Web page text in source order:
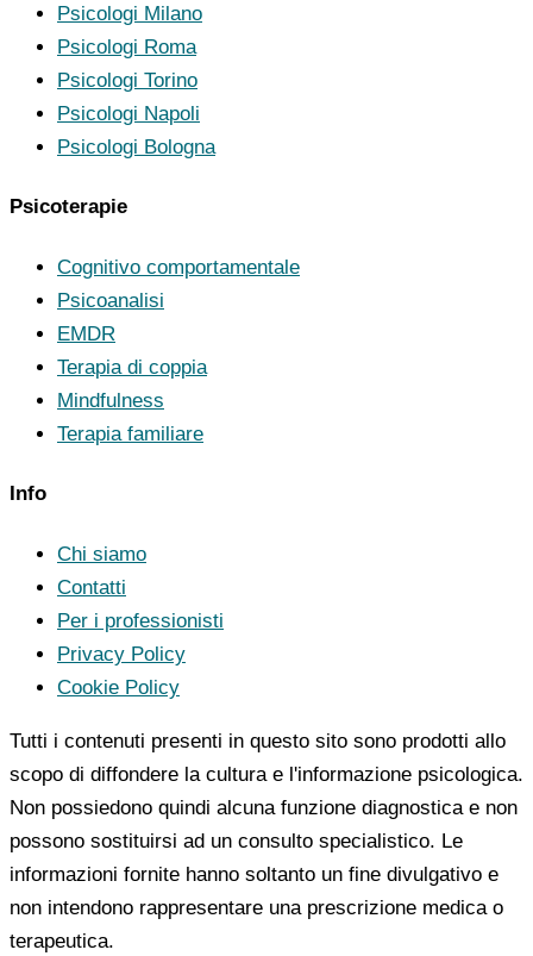
Psicologi Milano
Psicologi Roma
Psicologi Torino
Psicologi Napoli
Psicologi Bologna
Psicoterapie
Cognitivo comportamentale
Psicoanalisi
EMDR
Terapia di coppia
Mindfulness
Terapia familiare
Info
Chi siamo
Contatti
Per i professionisti
Privacy Policy
Cookie Policy
Tutti i contenuti presenti in questo sito sono prodotti allo
scopo di diffondere la cultura e l'informazione psicologica.
Non possiedono quindi alcuna funzione diagnostica e non
possono sostituirsi ad un consulto specialistico. Le
informazioni fornite hanno soltanto un fine divulgativo e
non intendono rappresentare una prescrizione medica o
terapeutica.